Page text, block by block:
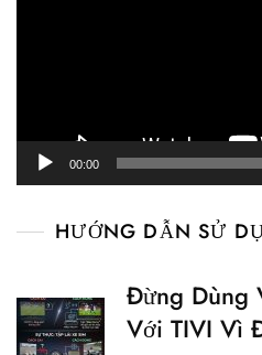
00:00
HƯỚNG DẪN SỬ
Đừng Dùng
Với TIVI Vì